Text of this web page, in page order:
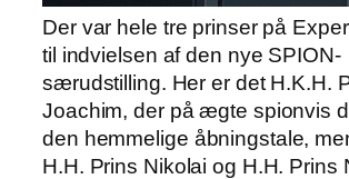
Der var hele tre prinser på
til indvielsen af den nye SPION-
særudstilling. Her er det H.K.H.
Joachim, der på ægte spionvis
den hemmelige åbningstale,
H.H. Prins Nikolai og H.H. Prins